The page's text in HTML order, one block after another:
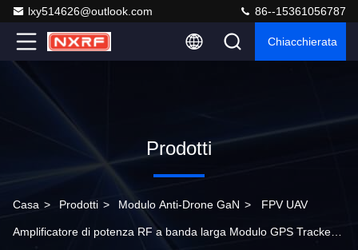
lxy514626@outlook.com 86--15361056787
Chiacchierata
Prodotti
Casa > Prodotti > Modulo Anti-Drone GaN > FPV UAV
Amplificatore di potenza RF a banda larga Modulo GPS Tracker